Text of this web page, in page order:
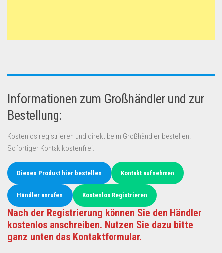
Informationen zum Großhändler und zur
Bestellung:
Kostenlos registrieren und direkt beim Großhändler bestellen.
Sofortiger Kontak kostenfrei.
Dieses Produkt hier bestellen Kontakt aufnehmen
Händler anrufen Kostenlos Registrieren
Nach der Registrierung können Sie den Händler
kostenlos anschreiben. Nutzen Sie dazu bitte
ganz unten das Kontaktformular.